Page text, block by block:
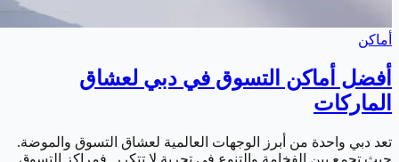
أماكن
أفضل أماكن التسوق في دبي لعشاق
الماركات
تعد دبي واحدة من أبرز الوجهات العالمية لعشاق التسوق والموضة.